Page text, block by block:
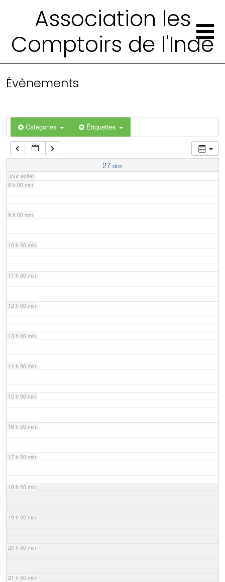
Association les
Comptoirs de l'Inde
Évènements
Catégories Étiquettes
27 dim
Jour entier
4 h 00 min
6 h 00 min
7 h 00 min
8 h 00 min
9 h 00 min
10 h 00 min
11 h 00 min
12 h 00 min
13 h 00 min
14 h 00 min
15 h 00 min
16 h 00 min
17 h 00 min
18 h 00 min
19 h 00 min
20 h 00 min
21 h 00 min